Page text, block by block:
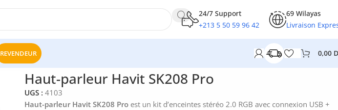
24/7 Support
+213 5 50 59 96 42
69 Wilayas
Livraison
REVENDEUR 0,00
Haut-parleur Havit SK208 Pro
UGS : 4103
Haut-parleur Havit SK208 Pro est un kit d’enceintes stéréo 2.0 RGB avec connexion USB +